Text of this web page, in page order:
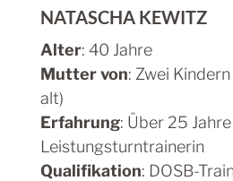
NATASCHA KEWITZ
Alter: 40 Jahre
Mutter von: Zwei
alt)
Erfahrung: Über 25
Leistungsturntrainerin
Qualifikation: DOSB-